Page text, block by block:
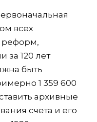
всех
120 лет
быть
1 359 600
архивные
счета и его